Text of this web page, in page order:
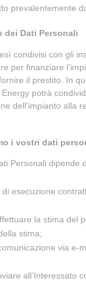
prevalentemente
dei Dati Personali
condivisi con gli
per finanziare
il prestito. In
potrà
dell'impianto alla
i vostri dati
Personali dipende
esecuzione
la stima del
stima;
via
all’Interessato